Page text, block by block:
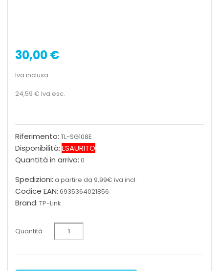
30,00 €
Iva inclusa
24,59 € Iva esc.
Riferimento: TL-SG108E
Disponibilità:ESAURITO
Quantità in arrivo: 0
Spedizioni: a partire da 9,99€ iva incl.
Codice EAN: 6935364021856
Brand: TP-Link
Quantità